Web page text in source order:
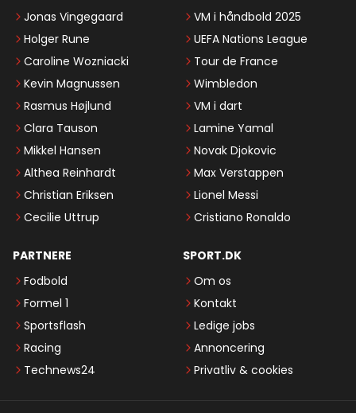
Jonas Vingegaard
Holger Rune
Caroline Wozniacki
Kevin Magnussen
Rasmus Højlund
Clara Tauson
Mikkel Hansen
Althea Reinhardt
Christian Eriksen
Cecilie Uttrup
VM i håndbold 2025
UEFA Nations League
Tour de France
Wimbledon
VM i dart
Lamine Yamal
Novak Djokovic
Max Verstappen
Lionel Messi
Cristiano Ronaldo
PARTNERE
Fodbold
Formel 1
Sportsflash
Racing
Technews24
SPORT.DK
Om os
Kontakt
Ledige jobs
Annoncering
Privatliv & cookies